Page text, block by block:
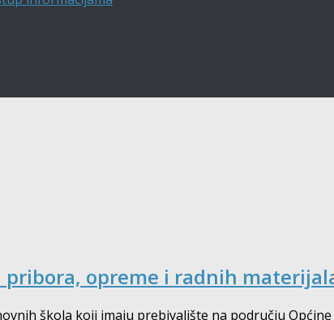
opreme i radnih
škola koji imaju prebivalište na području